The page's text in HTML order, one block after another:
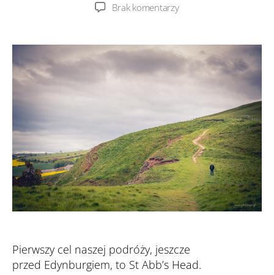
Brak komentarzydo
Head
Pierwszy cel naszej podróży, jeszcze
przed Edynburgiem, to St Abb’s Head.